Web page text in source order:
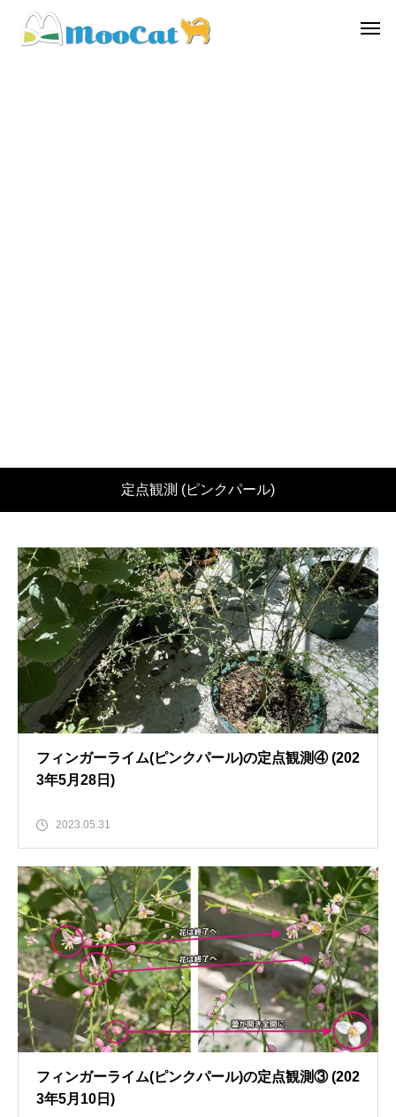
定点観測 (ピンクパール)
フィンガーライム(ピンクパール)の定点観測④ (202
3年5月28日)
2023.05.31
フィンガーライム(ピンクパール)の定点観測③ (202
3年5月10日)